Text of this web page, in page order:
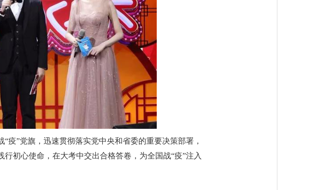
疫”党旗，迅速贯彻落实党中央和省委的重要决策部署，
初心使命，在大考中交出合格答卷，为全国战“疫”注入